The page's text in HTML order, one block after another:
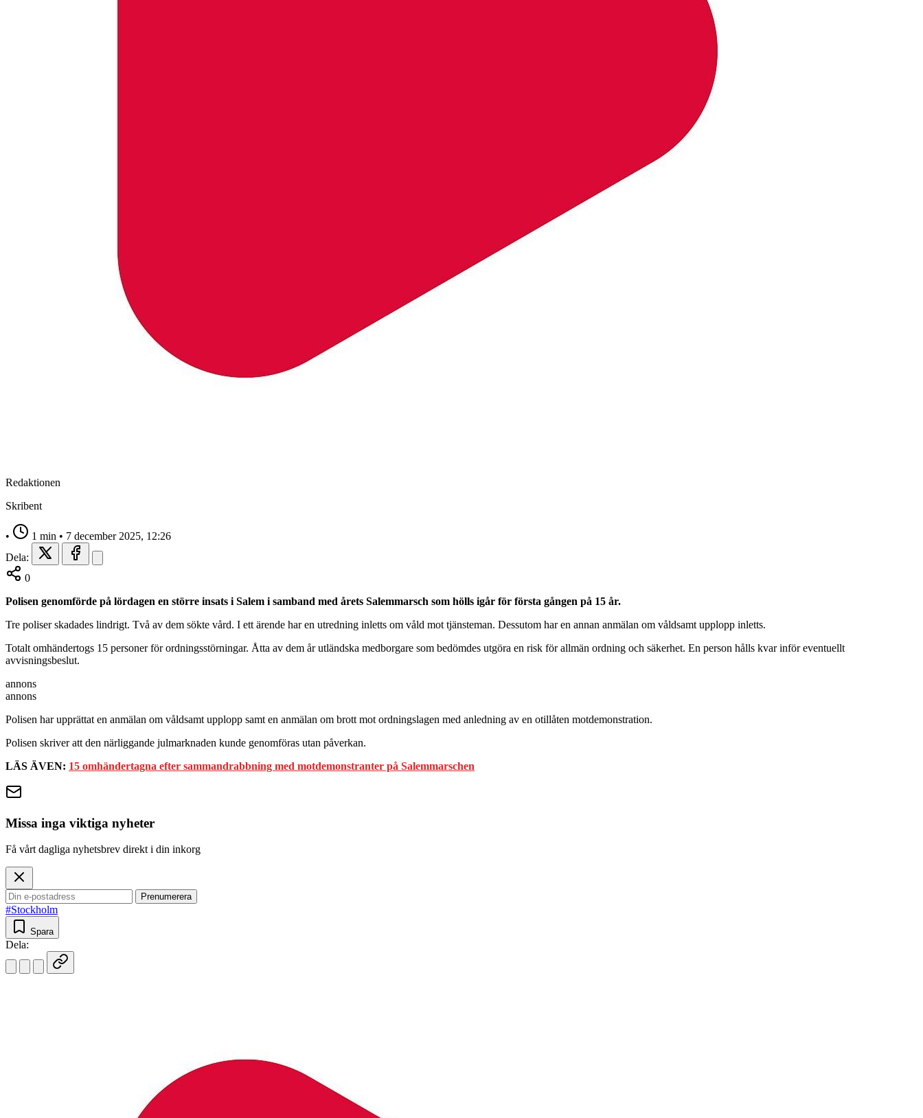
Redaktionen
Skribent
• 1 min • 7 december 2025, 12:26
Dela:
0
Polisen genomförde på lördagen en större insats i Salem i samband med årets Salemmarsch som hölls igår för första gången på 15 år.
Tre poliser skadades lindrigt. Två av dem sökte vård. I ett ärende har en utredning inletts om våld mot tjänsteman. Dessutom har en annan anmälan om våldsamt upplopp inletts.
Totalt omhändertogs 15 personer för ordningsstörningar. Åtta av dem år utländska medborgare som bedömdes utgöra en risk för allmän ordning och säkerhet. En person hålls kvar inför eventuellt
avvisningsbeslut.
annons
annons
Polisen har upprättat en anmälan om våldsamt upplopp samt en anmälan om brott mot ordningslagen med anledning av en otillåten motdemonstration.
Polisen skriver att den närliggande julmarknaden kunde genomföras utan påverkan.
LÄS ÄVEN: 15 omhändertagna efter sammandrabbning med motdemonstranter på Salemmarschen
Missa inga viktiga nyheter
Få vårt dagliga nyhetsbrev direkt i din inkorg
Prenumerera
#Stockholm
Spara
Dela: